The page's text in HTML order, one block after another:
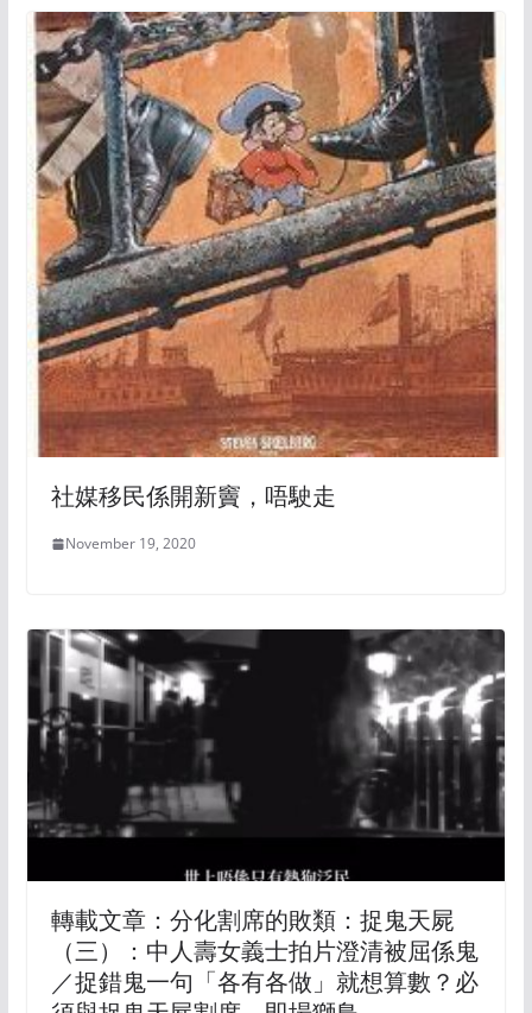
社媒移民係開新竇，唔駛走
November 19, 2020
轉載文章：分化割席的敗類：捉鬼天屍
（三）：中人壽女義士拍片澄清被屈係鬼
／捉錯鬼一句「各有各做」就想算數？必